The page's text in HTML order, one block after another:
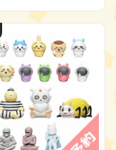
价
格